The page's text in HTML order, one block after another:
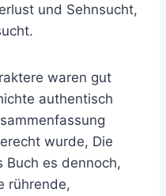
und Sehnsucht,
waren gut
authentisch
wurde, Die
Buch es dennoch,
rührende,